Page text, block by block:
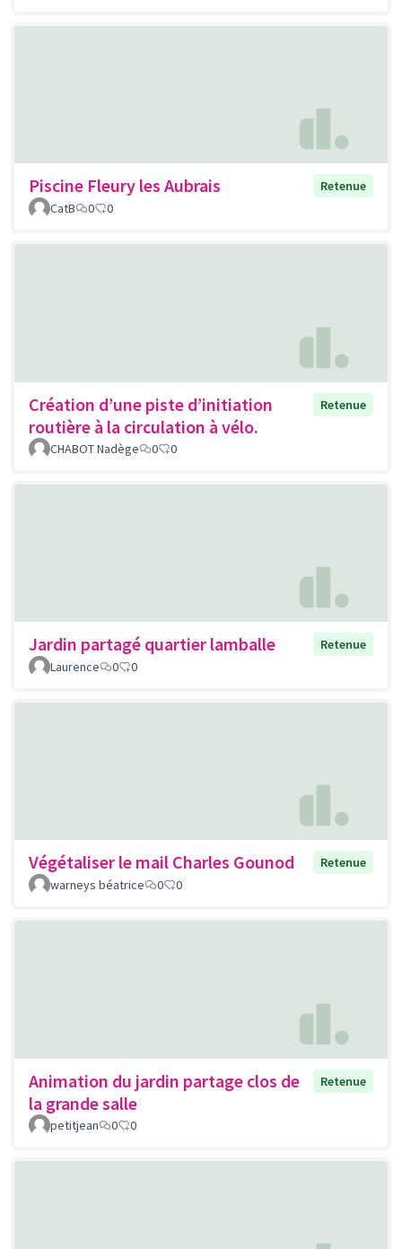
Piscine Fleury les Aubrais
Retenue
CatB
0 0
Création d’une piste d’initiation
routière à la circulation à vélo.
Retenue
CHABOT Nadège 0 0
Jardin partagé quartier lamballe
Retenue
Laurence
0 0
Végétaliser le mail Charles Gounod
Retenue
warneys béatrice
0 0
Animation du jardin partage clos de
la grande salle
Retenue
petitjean 0 0